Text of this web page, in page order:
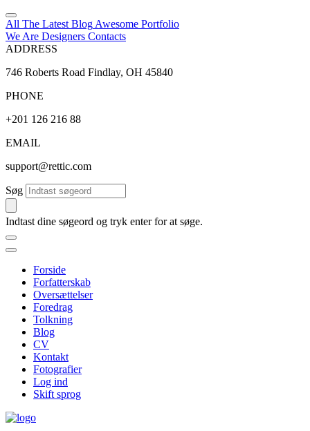
All The Latest Blog Awesome Portfolio
We Are Designers Contacts
ADDRESS
746 Roberts Road Findlay, OH 45840
PHONE
+201 126 216 88
EMAIL
support@rettic.com
Søg
Indtast dine søgeord og tryk enter for at søge.
Forside
Forfatterskab
Oversættelser
Foredrag
Tolkning
Blog
CV
Kontakt
Fotografier
Log ind
Skift sprog